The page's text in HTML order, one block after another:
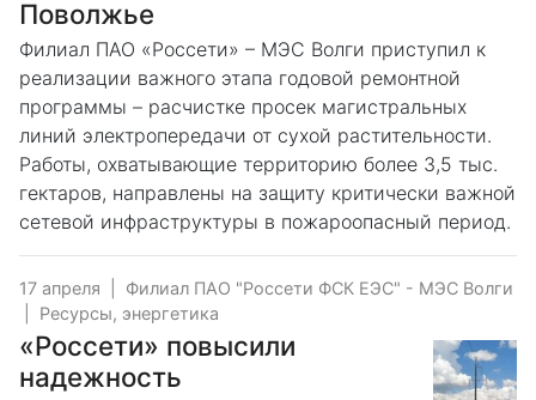
Поволжье
Филиал ПАО «Россети» – МЭС Волги приступил к
реализации важного этапа годовой ремонтной
программы – расчистке просек магистральных
линий электропередачи от сухой растительности.
Работы, охватывающие территорию более 3,5 тыс.
гектаров, направлены на защиту критически важной
сетевой инфраструктуры в пожароопасный период.
17 апреля
Филиал ПАО "Россети ФСК ЕЭС" - МЭС Волги
Ресурсы, энергетика
«Россети» повысили
надежность